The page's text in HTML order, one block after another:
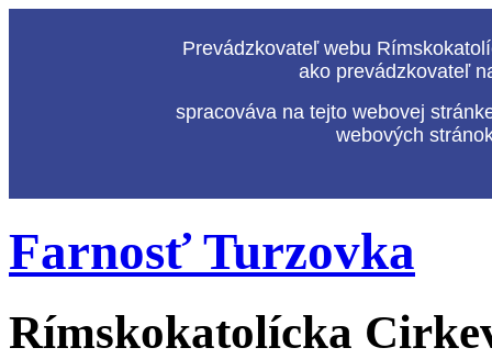
Prevádzkovateľ webu
ako prevádzkovateľ
spracováva na tejto webovej
webových
Farnosť Turzovka
Rímskokatolícka